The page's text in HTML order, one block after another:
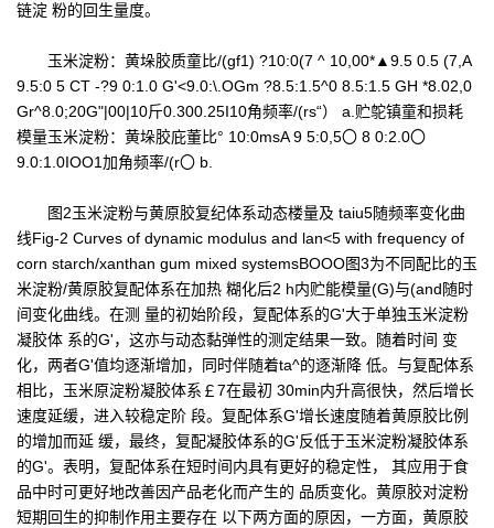
链淀 粉的回生量度。
玉米淀粉：黄垛胶质童比/(gf1) ?10:0(7 ^ 10,00*▲9.5 0.5 (7,A
9.5:0 5 CT -?9 0:1.0 G'<9.0:\.OGm ?8.5:1.5^0 8.5:1.5 GH *8.02,0
Gr^8.0;20G"|00|10斤0.300.25I10角频率/(rs“） a.贮鸵镇童和损耗
模量玉米淀粉：黄垛胶庇董比° 10:0msA 9 5:0,5〇 8 0:2.0〇
9.0:1.0IOO1加角频率/(r〇 b.
图2玉米淀粉与黄原胶复纪体系动态楼量及 taiu5随频率变化曲
线Fig-2 Curves of dynamic modulus and lan<5 with frequency of
corn starch/xanthan gum mixed systemsBOOO图3为不同配比的玉
米淀粉/黄原胶复配体系在加热 糊化后2 h内贮能模量(G)与(and随时
间变化曲线。在测 量的初始阶段，复配体系的G'大于单独玉米淀粉
凝胶体 系的G'，这亦与动态黏弹性的测定结果一致。随着时间 变
化，两者G'值均逐渐增加，同时伴随着ta^的逐渐降 低。与复配体系
相比，玉米原淀粉凝胶体系￡7在最初 30min内升高很快，然后增长
速度延缓，进入较稳定阶 段。复配体系G'增长速度随着黄原胶比例
的增加而延 缓，最终，复配凝胶体系的G'反低于玉米淀粉凝胶体系
的G'。表明，复配体系在短时间内具有更好的稳定性， 其应用于食
品中时可更好地改善因产品老化而产生的 品质变化。黄原胶对淀粉
短期回生的抑制作用主要存在 以下两方面的原因，一方面，黄原胶